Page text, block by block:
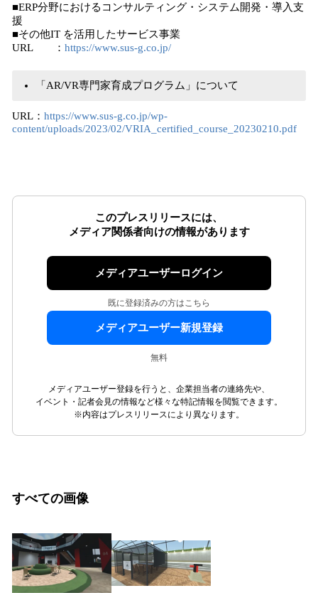
■ERP分野におけるコンサルティング・システム開発・導入支
援
■その他IT を活用したサービス事業
URL ： https://www.sus-g.co.jp/
「AR/VR専門家育成プログラム」について
URL： https://www.sus-g.co.jp/wp-
content/uploads/2023/02/VRIA_certified_course_20230210.pdf
このプレスリリースには、
メディア関係者向けの情報があります
メディアユーザーログイン
既に登録済みの方はこちら
メディアユーザー新規登録
無料
メディアユーザー登録を行うと、企業担当者の連絡先や、
イベント・記者会見の情報など様々な特記情報を閲覧できます。
※内容はプレスリリースにより異なります。
すべての画像